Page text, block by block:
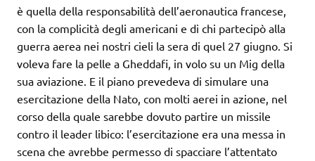
è quella della responsabilità dell’aeronautica francese,
con la complicità degli americani e di chi partecipò alla
guerra aerea nei nostri cieli la sera di quel 27 giugno. Si
voleva fare la pelle a Gheddafi, in volo su un Mig della
sua aviazione. E il piano prevedeva di simulare una
esercitazione della Nato, con molti aerei in azione, nel
corso della quale sarebbe dovuto partire un missile
contro il leader libico: l’esercitazione era una messa in
scena che avrebbe permesso di spacciare l’attentato